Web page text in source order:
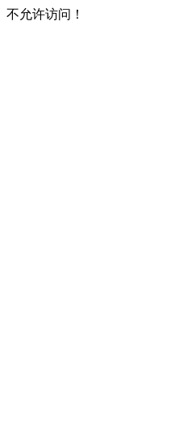
不允许访问！